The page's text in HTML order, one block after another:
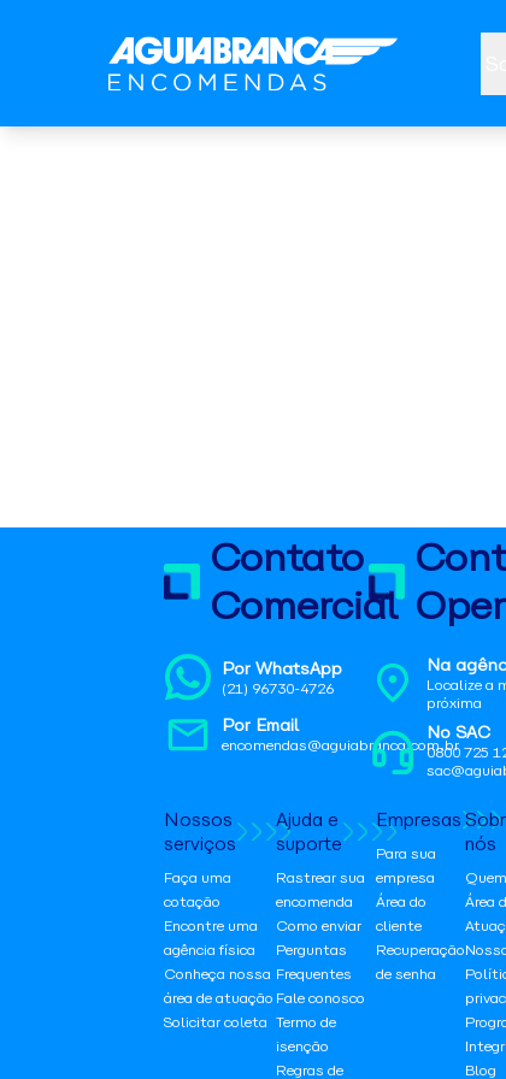
Contato
Comercial
Por WhatsApp
(21) 96730-4726
Por Email
encomendas@aguiabranca.com.br
Na
Localize a
próxima
No SAC
0800 725
Nossos
serviços
Faça uma
cotação
Encontre uma
agência física
Conheça nossa
área de atuação
Solicitar coleta
Ajuda e
suporte
Rastrear sua
encomenda
Como enviar
Perguntas
Frequentes
Fale conosco
Termo de
isenção
Regras de
Empresas
Para sua
empresa
Área do
cliente
Recuperação
de senha
nós
Área
Blog